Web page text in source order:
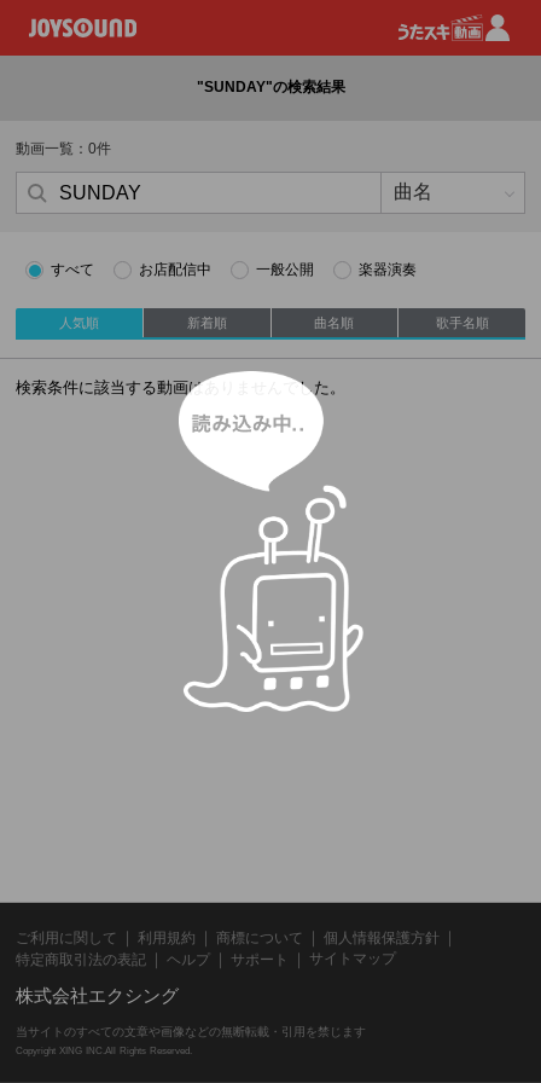
"SUNDAY"の検索結果
動画一覧：0件
すべて お店配信中 一般公開 楽器演奏
人気順 新着順 曲名順 歌手名順
検索条件に該当する動画はありませんでした。
ご利用に関して 利用規約 商標について
個人情報保護方針
特定商取引法の表記
ヘルプ サポート サイトマップ
株式会社エクシング
当サイトのすべての文章や画像などの無断転載・引用を禁じます
Copyright XING INC.All Rights Reserved.